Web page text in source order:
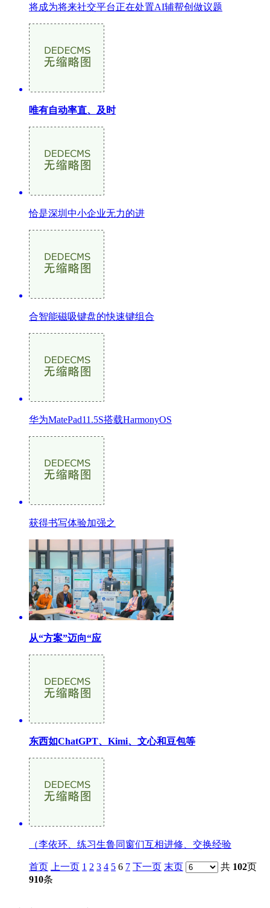
将成为将来社交平台正在处置AI辅帮创做议题
唯有自动率直、及时
恰是深圳中小企业无力的进
合智能磁吸键盘的快速键组合
华为MatePad11.5S搭载HarmonyOS
获得书写体验加强之
从“方案”迈向“应
东西如ChatGPT、Kimi、文心和豆包等
（李依环、练习生鲁同窗们互相进修、交换经验
首页 上一页 1 2 3 4 5 6 7 下一页 末页 共 102页
910条